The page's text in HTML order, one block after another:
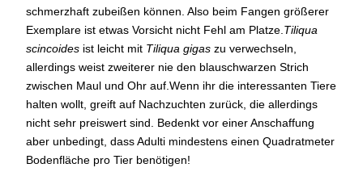
schmerzhaft zubeißen können. Also beim Fangen größerer
Exemplare ist etwas Vorsicht nicht Fehl am Platze. Tiliqua
scincoides ist leicht mit Tiliqua gigas zu verwechseln,
allerdings weist zweiterer nie den blauschwarzen Strich
zwischen Maul und Ohr auf.Wenn ihr die interessanten Tiere
halten wollt, greift auf Nachzuchten zurück, die allerdings
nicht sehr preiswert sind. Bedenkt vor einer Anschaffung
aber unbedingt, dass Adulti mindestens einen Quadratmeter
Bodenfläche pro Tier benötigen!